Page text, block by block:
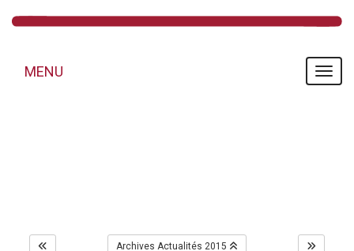
MENU
MENU
Archives Actualités 2015